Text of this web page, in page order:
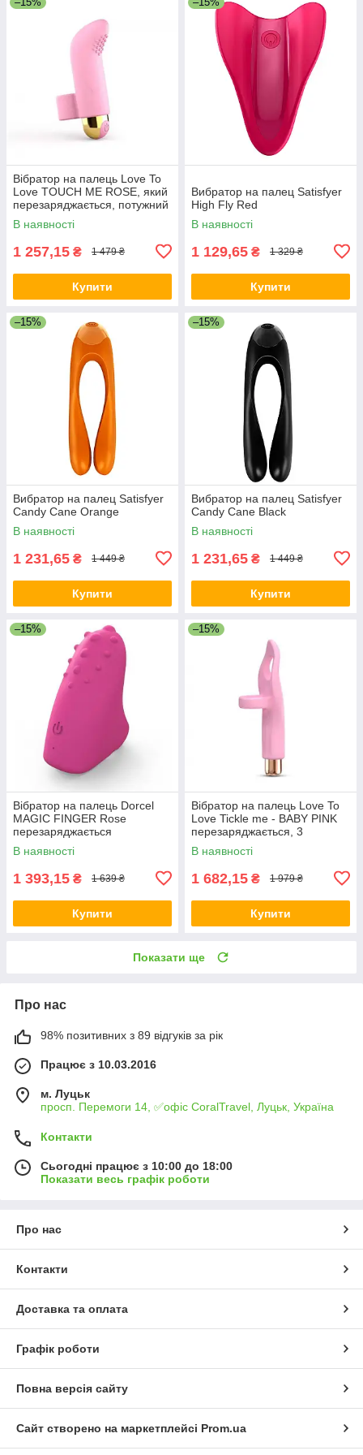
Вібратор на палець Love To
Love TOUCH ME ROSE, який
перезаряджається, потужний
мотор
В наявності
1 257,15 ₴ 1 479 ₴
Купити
Вибратор на палец Satisfyer
High Fly Red
В наявності
1 129,65 ₴ 1 329 ₴
Купити
–15%
Вибратор на палец Satisfyer
Candy Cane Orange
В наявності
1 231,65 ₴ 1 449 ₴
Купити
–15%
Вибратор на палец Satisfyer
Candy Cane Black
В наявності
1 231,65 ₴ 1 449 ₴
Купити
–15%
Вібратор на палець Dorcel
MAGIC FINGER Rose
перезаряджається
В наявності
1 393,15 ₴ 1 639 ₴
Купити
–15%
Вібратор на палець Love To
Love Tickle me - BABY PINK
перезаряджається, 3
варіанти використання
В наявності
1 682,15 ₴ 1 979 ₴
Купити
Показати ще
Про нас
98% позитивних з 89 відгуків за рік
Працює з 10.03.2016
м. Луцьк
просп. Перемоги 14, ✅офіс CoralTravel, Луцьк, Україна
Контакти
Сьогодні працює з 10:00 до 18:00
Показати весь графік роботи
Про нас
Контакти
Доставка та оплата
Графік роботи
Повна версія сайту
Сайт створено на маркетплейсі Prom.ua